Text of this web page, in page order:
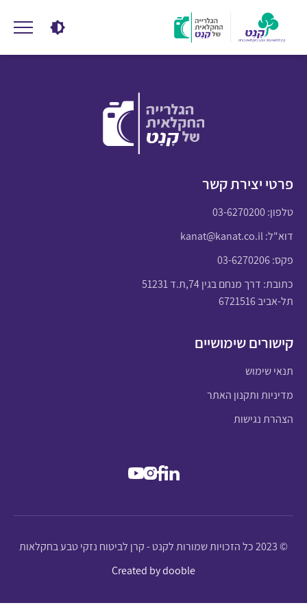
פרטי יצירת קשר
טלפון:03-6270200
דוא"ל:kanat@kanat.co.il
פקס: 03-6270206
כתובת: דרך מנחם בגין 74,ת.ד 51231
תל-אביב 6721516
קישורים שימושיים
תנאי שימוש
מדיניות ותקנון האתר
הצהרת נגישות
© 2023 כל הזכויות שמורות לקנט - קרן לביטוח נזקי טבע בחקלאות
Created by dooble